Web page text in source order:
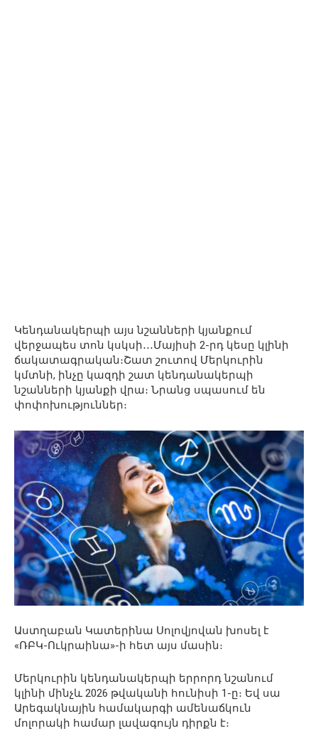
Կենդանակերպի այս նշանների կյանքում
վերջապես տոն կսկսի․․․Մայիսի 2-րդ կեսը կլինի
ճակատագրական։Շատ շուտով Մերկուրին
կմտնի, ինչը կազդի շատ կենդանակերպի
նշանների կյանքի վրա։ Նրանց սպասում են
փոփոխություններ։
Աստղաբան Կատերինա Սոլովյովան խոսել է
«ՌԲԿ-Ուկրաինա»-ի հետ այս մասին։
Մերկուրին կենդանակերպի երրորդ նշանում
կլինի մինչև 2026 թվականի հունիսի 1-ը։ Եվ սա
Արեգակնային համակարգի ամենաճկուն
մոլորակի համար լավագույն դիրքն է։